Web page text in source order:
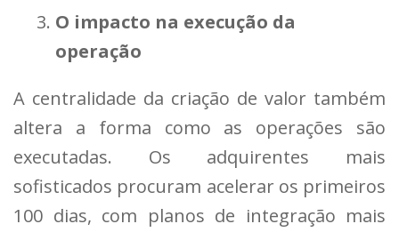
O impacto na execução da
operação
A centralidade da criação de valor também
altera a forma como as operações são
executadas. Os adquirentes mais
sofisticados procuram acelerar os primeiros
100 dias, com planos de integração mais